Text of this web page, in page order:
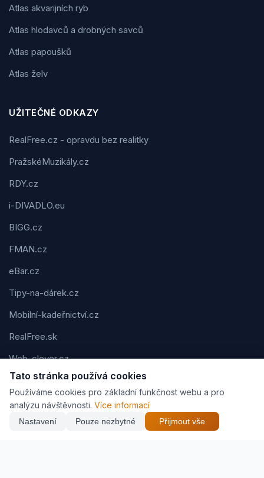
Atlas akvarijních ryb
Atlas hlodavců a drobných savců
Atlas papoušků
Atlas želv
UŽITEČNÉ ODKAZY
RealFree.cz - opravdu bez realitky
PražskéMuzikály.cz
RDY.cz
i-DIVADLO.eu
BIGG.cz
FMAN.cz
eBar.cz
Tipy-na-dárek.cz
Mobilní-kadeřnictví.cz
RealFree.sk
Web-clever.cz
Kvízov.cz
Karavaning.net
CVčko.eu
Tato stránka používá cookies
Používáme cookies pro základní funkčnost webu a pro
analýzu návštěvnosti. Více informací
Nastavení Pouze nezbytné Přijmout vše